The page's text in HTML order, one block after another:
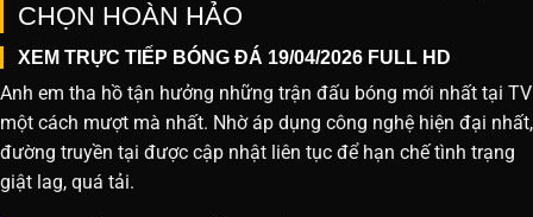
CHỌN HOÀN HẢO
XEM TRỰC TIẾP BÓNG ĐÁ 19/04/2026 FULL HD
Anh em tha hồ tận hưởng những trận đấu bóng mới nhất tại TV
một cách mượt mà nhất. Nhờ áp dụng công nghệ hiện đại nhất,
đường truyền tại được cập nhật liên tục để hạn chế tình trạng
giật lag, quá tải.